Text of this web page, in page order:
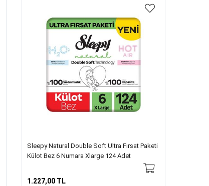
Sleepy Natural Double Soft Ultra Fırsat Paketi
Külot Bez 6 Numara Xlarge 124 Adet
1.227,00 TL